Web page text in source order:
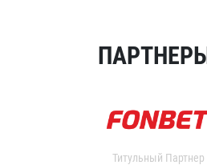
Титульный Партнер